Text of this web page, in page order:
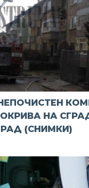
НА
(СНИМКИ)